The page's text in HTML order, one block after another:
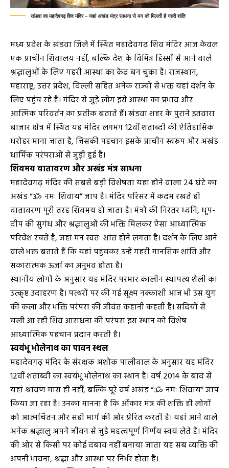
खंडवा का महादेवगढ़ शिव मंदिर – जहां अखंड मंत्र साधना से मन को मिलती है गहरी शांति
मध्य प्रदेश के खंडवा जिले में स्थित महादेवगढ़ शिव मंदिर आज केवल
एक प्राचीन शिवालय नहीं, बल्कि देश के विभिन्न हिस्सों से आने वाले
श्रद्धालुओं के लिए गहरी आस्था का केंद्र बन चुका है। राजस्थान,
महाराष्ट्र, उत्तर प्रदेश, दिल्ली सहित अनेक राज्यों से भक्त यहां दर्शन के
लिए पहुंच रहे हैं। मंदिर से जुड़े लोग इसे आस्था का प्रभाव और
आत्मिक परिवर्तन का प्रतीक बताते हैं। खंडवा शहर के पुराने इतवारा
बाजार क्षेत्र में स्थित यह मंदिर लगभग 12वीं शताब्दी की ऐतिहासिक
धरोहर माना जाता है, जिसकी पहचान इसके प्राचीन स्वरूप और अखंड
धार्मिक परंपराओं से जुड़ी हुई है।
शिवमय वातावरण और अखंड मंत्र साधना
महादेवगढ़ मंदिर की सबसे बड़ी विशेषता यहां होने वाला 24 घंटे का
अखंड “ॐ नमः शिवाय” जाप है। मंदिर परिसर में कदम रखते ही
वातावरण पूरी तरह शिवमय हो जाता है। मंत्रों की निरंतर ध्वनि, धूप-
दीप की सुगंध और श्रद्धालुओं की भक्ति मिलकर ऐसा आध्यात्मिक
परिवेश रचते हैं, जहां मन स्वतः शांत होने लगता है। दर्शन के लिए आने
वाले भक्त बताते हैं कि यहां पहुंचकर उन्हें गहरी मानसिक शांति और
सकारात्मक ऊर्जा का अनुभव होता है।
स्थानीय लोगों के अनुसार यह मंदिर परमार कालीन स्थापत्य शैली का
उत्कृष्ट उदाहरण है। पत्थरों पर की गई सूक्ष्म नक्काशी आज भी उस युग
की कला और भक्ति परंपरा की जीवंत कहानी कहती है। सदियों से
चली आ रही शिव आराधना की परंपरा इस स्थान को विशेष
आध्यात्मिक पहचान प्रदान करती है।
स्वयंभू भोलेनाथ का पावन स्थल
महादेवगढ़ मंदिर के संरक्षक अशोक पालीवाल के अनुसार यह मंदिर
12वीं शताब्दी का स्वयंभू भोलेनाथ का स्थान है। वर्ष 2014 के बाद से
यहां श्रावण मास ही नहीं, बल्कि पूरे वर्ष अखंड “ॐ नमः शिवाय” जाप
किया जा रहा है। उनका मानना है कि ओंकार मंत्र की शक्ति ही लोगों
को आत्मचिंतन और सही मार्ग की ओर प्रेरित करती है। यहां आने वाले
अनेक श्रद्धालु अपने जीवन से जुड़े महत्वपूर्ण निर्णय स्वयं लेते हैं। मंदिर
की ओर से किसी पर कोई दबाव नहीं बनाया जाता यह सब व्यक्ति की
अपनी भावना, श्रद्धा और आस्था पर निर्भर होता है।